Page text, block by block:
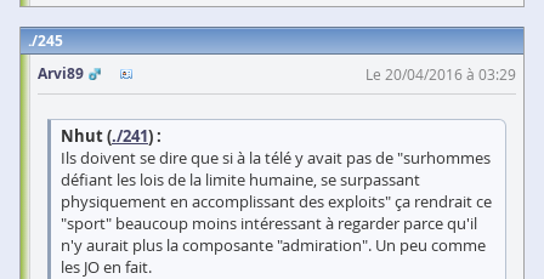
245
Arvi89
Le 20/04/2016 à 03:29
Nhut (./241) :
Ils doivent se dire que si à la télé y avait pas de "surhommes
défiant les lois de la limite humaine, se surpassant
physiquement en accomplissant des exploits" ça rendrait ce
"sport" beaucoup moins intéressant à regarder parce qu'il
n'y aurait plus la composante "admiration". Un peu comme
les JO en fait.